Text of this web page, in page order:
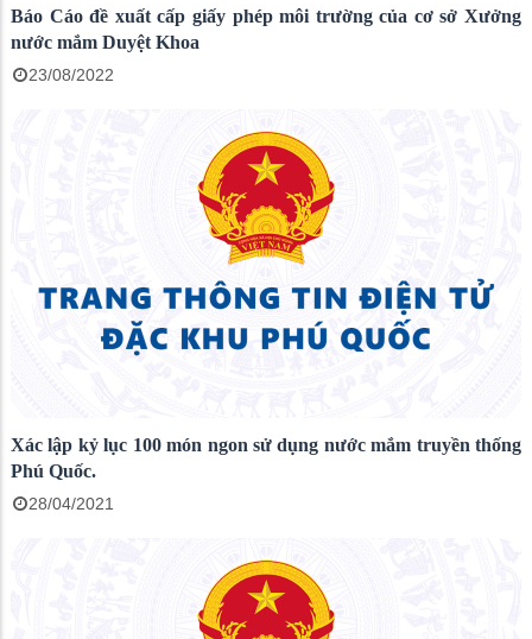
Báo Cáo đề xuất cấp giấy phép môi trường của cơ sở Xưởng
nước mắm Duyệt Khoa
23/08/2022
Xác lập kỷ lục 100 món ngon sử dụng nước mắm truyền thống
Phú Quốc.
28/04/2021